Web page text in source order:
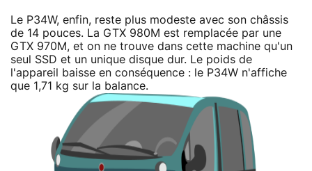
Le P34W, enfin, reste plus modeste avec son châssis
de 14 pouces. La GTX 980M est remplacée par une
GTX 970M, et on ne trouve dans cette machine qu'un
seul SSD et un unique disque dur. Le poids de
l'appareil baisse en conséquence : le P34W n'affiche
que 1,71 kg sur la balance.